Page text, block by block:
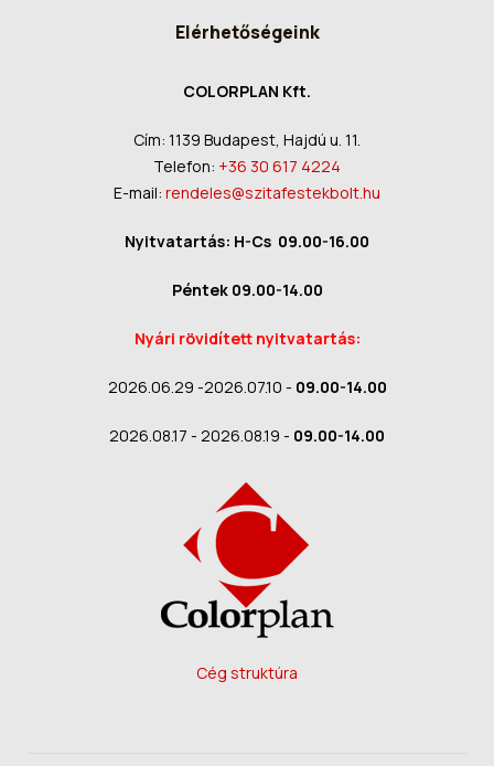
Elérhetőségeink
COLORPLAN Kft.
Cím: 1139 Budapest, Hajdú u. 11.
Telefon: +36 30 617 4224
E-mail: rendeles@szitafestekbolt.hu
Nyitvatartás: H-Cs 09.00-16.00
Péntek 09.00-14.00
Nyári rövidített nyitvatartás:
2026.06.29 -2026.07.10 - 09.00-14.00
2026.08.17 - 2026.08.19 - 09.00-14.00
Cég struktúra